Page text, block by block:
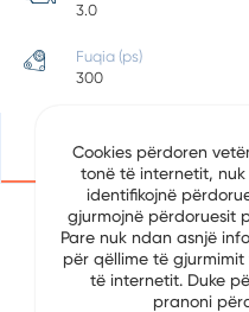
3.0
Fuqia (ps)
300
Detajet
Detajet e Automjetit
Cookies përdoren
tonë të internetit,
identifikojnë
gjurmojnë përdoruesit
Pare nuk ndan asnjë
për qëllime të
të internetit. Duke
pranoni